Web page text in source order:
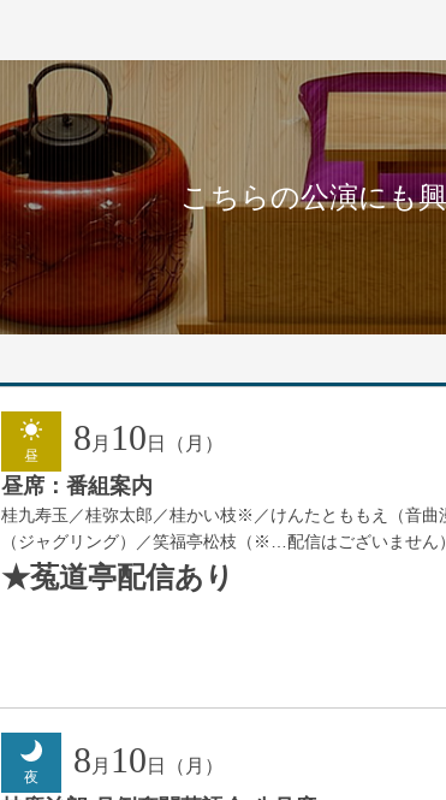
こちらの公演にも
昼 8月 10 日（月）
昼席：番組案内
桂九寿玉／桂弥太郎／桂かい枝※／けんたとももえ（音
（ジャグリング）／笑福亭松枝（※…配信はございません）
★菟道亭配信あり
夜 8 月 10 日（月）